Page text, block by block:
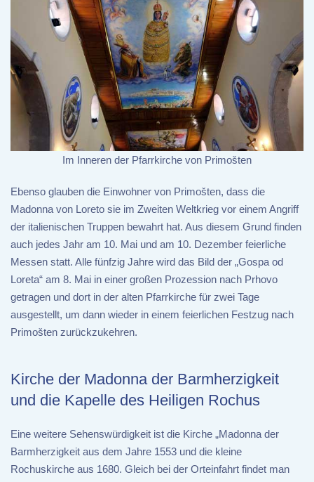
Im Inneren der Pfarrkirche von Primošten
Ebenso glauben die Einwohner von Primošten, dass die
Madonna von Loreto sie im Zweiten Weltkrieg vor einem Angriff
der italienischen Truppen bewahrt hat. Aus diesem Grund finden
auch jedes Jahr am 10. Mai und am 10. Dezember feierliche
Messen statt. Alle fünfzig Jahre wird das Bild der „Gospa od
Loreta“ am 8. Mai in einer großen Prozession nach Prhovo
getragen und dort in der alten Pfarrkirche für zwei Tage
ausgestellt, um dann wieder in einem feierlichen Festzug nach
Primošten zurückzukehren.
Kirche der Madonna der Barmherzigkeit
und die Kapelle des Heiligen Rochus
Eine weitere Sehenswürdigkeit ist die Kirche „Madonna der
Barmherzigkeit aus dem Jahre 1553 und die kleine
Rochuskirche aus 1680. Gleich bei der Orteinfahrt findet man